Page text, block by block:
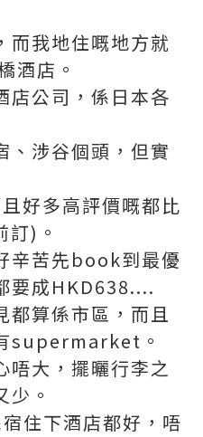
而我地住嘅地方就
酒店。
店公司，係日本各
、涉谷個頭，但實
好多高評價嘅都比
)。
辛苦先book到最優
要成HKD638....
都算係市區，而且
supermarket。
唔大，擺曬行李之
。
住下酒店都好，唔